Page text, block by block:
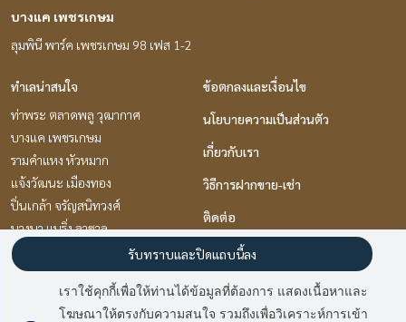
บางแค เพชรเกษม
ลุมพินี พาร์ค เพชรเกษม 98 เฟส 1-2
ทำเลน่าสนใจ
ท่าพระ ตลาดพลู วุฒากาศ
บางแค เพชรเกษม
รามคำแหง หัวหมาก
แจ้งวัฒนะ เมืองทอง
ปิ่นเกล้า จรัญสนิทวงศ์
บางนา แบริ่ง ลาซาล
นวมินทร์ รามอินทรา
เกษตร นวมินทร์ ลาดปลาเค้า
พัฒนาการ ศรีนครินทร์
ลาดพร้าว101 แฮปปี้แลนด์
ข้อตกลงและเงื่อนไข
นโยบายความเป็นส่วนตัว
เกี่ยวกับเรา
วิธีการฝากขาย-เช่า
ติดต่อ
เราใช้คุกกี้เพื่อให้ท่านได้ข้อมูลที่ต้องการ แสดงเนื้อหาและ
โฆษณาให้ตรงกับความสนใจ รวมถึงเพื่อวิเคราะห์การเข้า
รับทราบและปิดแถบนี้ลง